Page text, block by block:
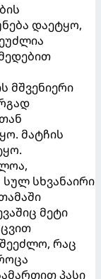
დაეტყო,
მშვენიერი
მატჩის
სხვანაირი
მეტი
რაც
პასი